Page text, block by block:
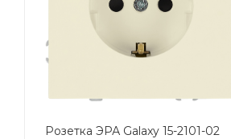
Розетка ЭРА Galaxy 15-2101-02